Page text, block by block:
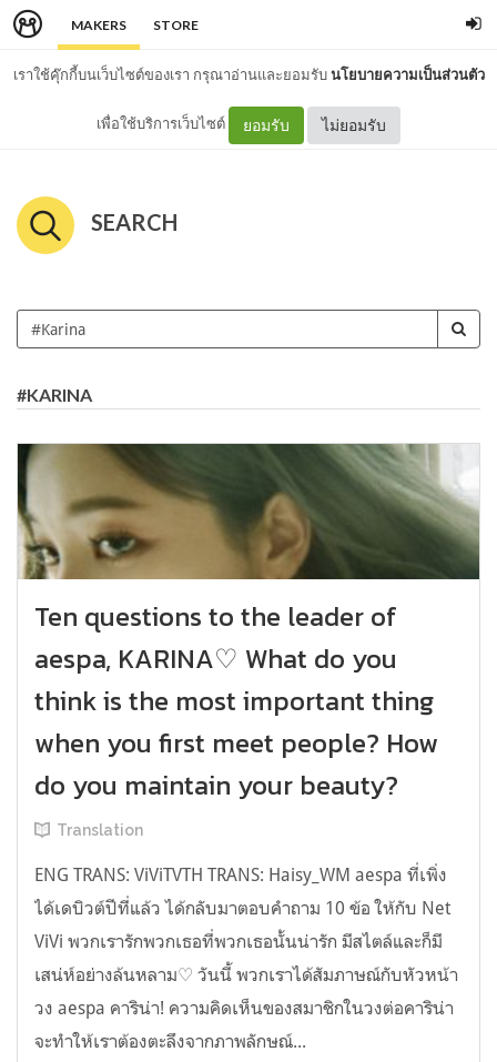
MAKERS STORE
เราใช้คุ๊กกี้บนเว็บไซต์ของเรา กรุณาอ่านและยอมรับนโยบายความเป็นส่วนตัว
เพื่อใช้บริการเว็บไซต์ ยอมรับ ไม่ยอมรับ
SEARCH
#KARINA
Ten questions to the leader of
aespa, KARINA♡ What do you
think is the most important thing
when you first meet people? How
do you maintain your beauty?
Translation
ENG TRANS: ViViTVTH TRANS: Haisy_WM aespa ที่เพิ่ง
ได้เดบิวต์ปีที่แล้ว ได้กลับมาตอบคำถาม 10 ข้อ ให้กับ Net
ViVi พวกเรารักพวกเธอที่พวกเธอนั้นน่ารัก มีสไตล์และก็มี
เสน่ห์อย่างล้นหลาม♡ วันนี้ พวกเราได้สัมภาษณ์กับหัวหน้า
วง aespa คาริน่า! ความคิดเห็นของสมาชิกในวงต่อคาริน่า
จะทำให้เราต้องตะลึงจากภาพลักษณ์...